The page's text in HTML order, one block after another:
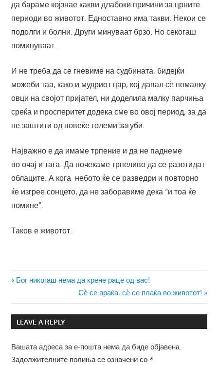
да бараме којзнае какви длабоки причини за црните
периоди во животот. Едноставно има такви. Некои се
подолги и болни. Други минуваат брзо. Но секогаш
поминуваат.
И не треба да се гневиме на судбината, бидејќи
можеби таа, како и мудриот цар, кој давал сè помалку
овци на својот пријател, ни доделила малку парчиња
среќа и просперитет додека сме во овој период, за да
не заштити од повеќе големи загуби.
Најважно е да имаме трпение и да не паднеме
во очај и тага. Да почекаме трпеливо да се разотидат
облаците. А кога небото ќе се разведри и повторно
ќе изгрее сонцето, да не заборавиме дека “и тоа ќе
помине”.
Taков е животот.
Навигација
на
напис
Previous
Бог никогаш нема да крене раце од вас!
Next
Post:
Сè сe враќа, сè се плаќа во животот!
LEAVE A REPLY
Вашата адреса за е-пошта нема да биде објавена.
Задолжителните полиња се означени со *